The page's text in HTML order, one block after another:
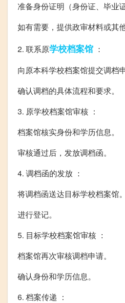
准备身份证明（身份证、毕业
如有需要，提供政审材料或其
2. 联系原学校档案馆 ：
向原本科学校档案馆提交调档申
确认调档的具体流程和要求。
3. 原学校档案馆审核 ：
档案馆核实身份和学历信息。
审核通过后，发放调档函。
4. 调档函的发放 ：
将调档函送达目标学校档案馆。
进行登记。
5. 目标学校档案馆审核 ：
档案馆再次审核调档申请。
确认身份和学历信息。
6. 档案传递 ：